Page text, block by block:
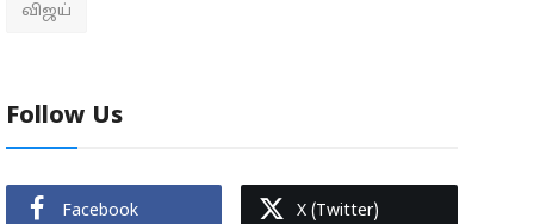
விஜய்
Follow Us
Facebook X (Twitter)